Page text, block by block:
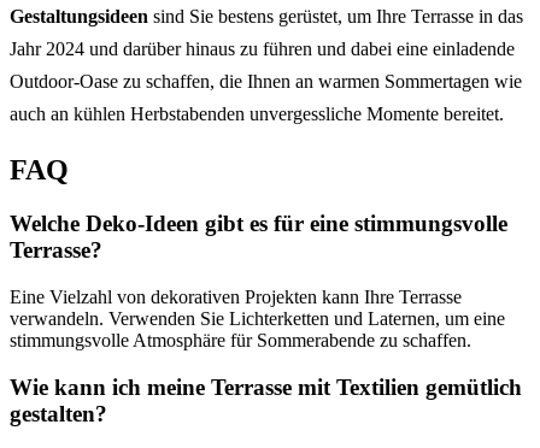
Gestaltungsideen sind Sie bestens gerüstet, um Ihre Terrasse in das
Jahr 2024 und darüber hinaus zu führen und dabei eine einladende
Outdoor-Oase zu schaffen, die Ihnen an warmen Sommertagen wie
auch an kühlen Herbstabenden unvergessliche Momente bereitet.
FAQ
Welche Deko-Ideen gibt es für eine stimmungsvolle
Terrasse?
Eine Vielzahl von dekorativen Projekten kann Ihre Terrasse
verwandeln. Verwenden Sie Lichterketten und Laternen, um eine
stimmungsvolle Atmosphäre für Sommerabende zu schaffen.
Wie kann ich meine Terrasse mit Textilien gemütlich
gestalten?